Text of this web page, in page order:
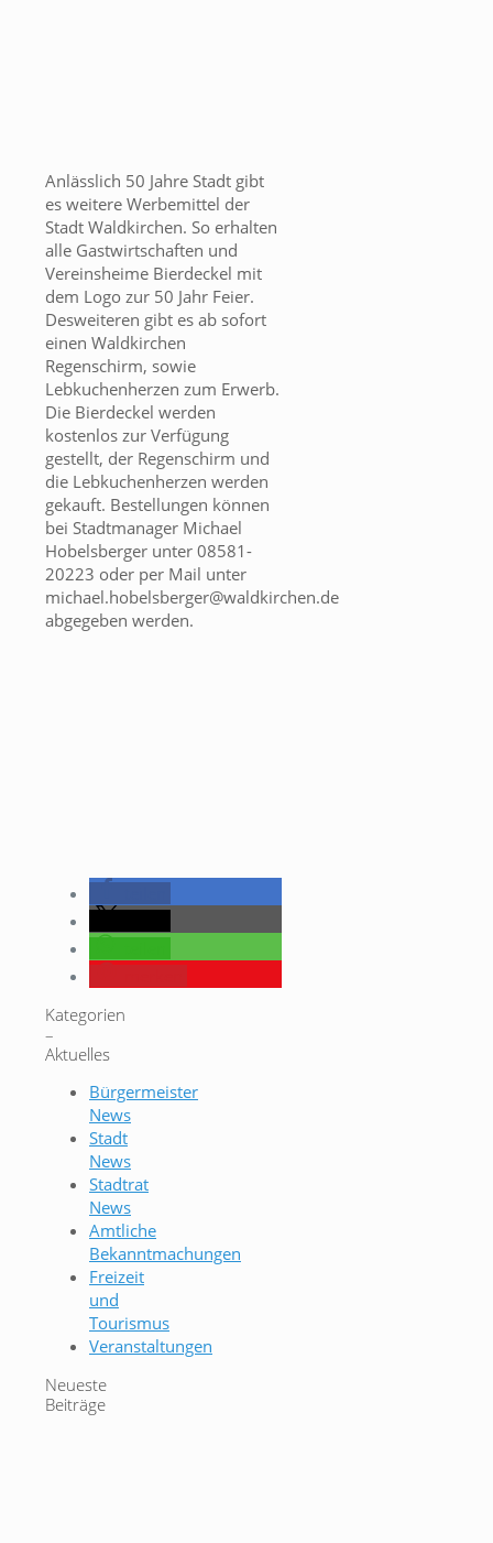
Anlässlich 50 Jahre Stadt gibt
es weitere Werbemittel der
Stadt Waldkirchen. So erhalten
alle Gastwirtschaften und
Vereinsheime Bierdeckel mit
dem Logo zur 50 Jahr Feier.
Desweiteren gibt es ab sofort
einen Waldkirchen
Regenschirm, sowie
Lebkuchenherzen zum Erwerb.
Die Bierdeckel werden
kostenlos zur Verfügung
gestellt, der Regenschirm und
die Lebkuchenherzen werden
gekauft. Bestellungen können
bei Stadtmanager Michael
Hobelsberger unter 08581-
20223 oder per Mail unter
michael.hobelsberger@waldkirchen.de
abgegeben werden.
Kategorien
–
Aktuelles
Bürgermeister
News
Stadt
News
Stadtrat
News
Amtliche
Bekanntmachungen
Freizeit
und
Tourismus
Veranstaltungen
Neueste
Beiträge